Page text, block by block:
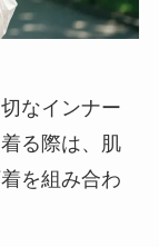
なインナー
る際は、肌
を組み合わ